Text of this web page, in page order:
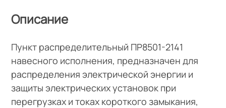
Описание
Пункт распределительный ПР8501-2141
навесного исполнения, предназначен для
распределения электрической энергии и
защиты электрических установок при
перегрузках и токах короткого замыкания,